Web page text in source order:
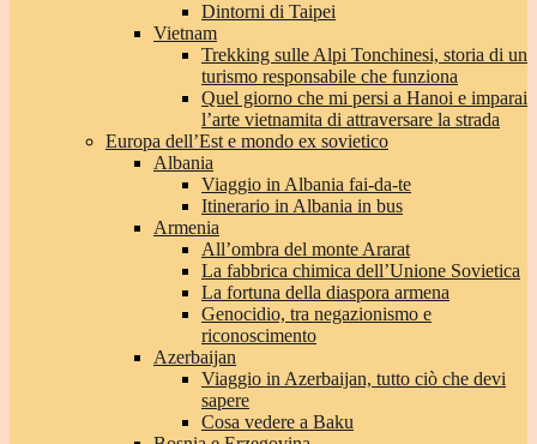
Dintorni di Taipei
Vietnam
Trekking sulle Alpi Tonchinesi, storia di un
turismo responsabile che funziona
Quel giorno che mi persi a Hanoi e imparai
l’arte vietnamita di attraversare la strada
Europa dell’Est e mondo ex sovietico
Albania
Viaggio in Albania fai-da-te
Itinerario in Albania in bus
Armenia
All’ombra del monte Ararat
La fabbrica chimica dell’Unione Sovietica
La fortuna della diaspora armena
Genocidio, tra negazionismo e
riconoscimento
Azerbaijan
Viaggio in Azerbaijan, tutto ciò che devi
sapere
Cosa vedere a Baku